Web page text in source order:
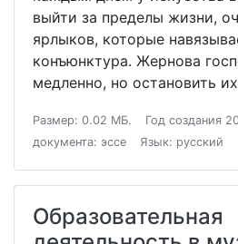
выйти за пределы жизни,
ярлыков, которые
конъюнктура. Жернова
медленно, но остановить
Размер: 0.02 МБ. Год создания
документа: эссе
Язык: русский
Образовательная